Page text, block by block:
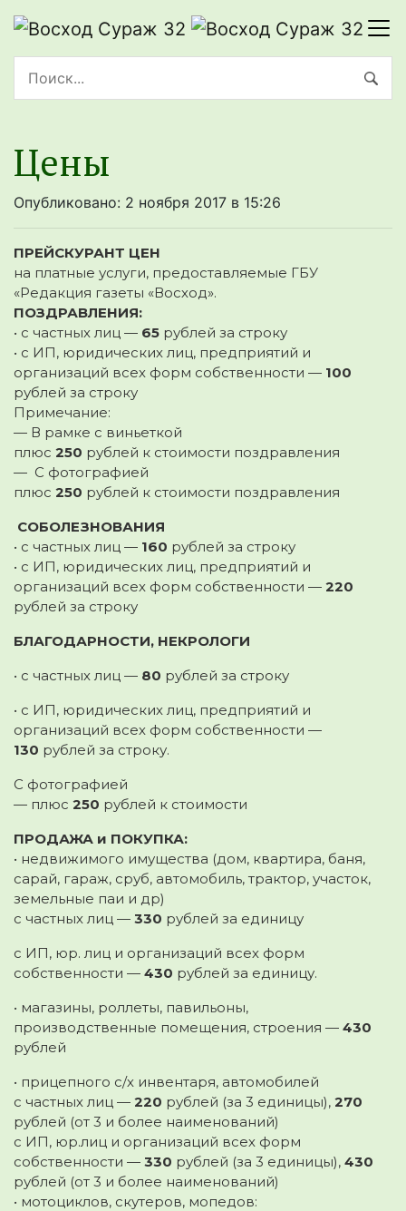
Цены
Опубликовано: 2 ноября 2017 в 15:26
ПРЕЙСКУРАНТ ЦЕН
на платные услуги, предоставляемые ГБУ
«Редакция газеты «Восход».
ПОЗДРАВЛЕНИЯ:
• с частных лиц — 65 рублей за строку
• с ИП, юридических лиц, предприятий и
организаций всех форм собственности — 100
рублей за строку
Примечание:
— В рамке с виньеткой
плюс 250 рублей к стоимости поздравления
— С фотографией
плюс 250 рублей к стоимости поздравления
СОБОЛЕЗНОВАНИЯ
• с частных лиц — 160 рублей за строку
• с ИП, юридических лиц, предприятий и
организаций всех форм собственности — 220
рублей за строку
БЛАГОДАРНОСТИ, НЕКРОЛОГИ
• с частных лиц — 80 рублей за строку
• с ИП, юридических лиц, предприятий и
организаций всех форм собственности —
130 рублей за строку.
С фотографией
— плюс 250 рублей к стоимости
ПРОДАЖА и ПОКУПКА:
• недвижимого имущества (дом, квартира, баня,
сарай, гараж, сруб, автомобиль, трактор, участок,
земельные паи и др)
с частных лиц — 330 рублей за единицу
с ИП, юр. лиц и организаций всех форм
собственности — 430 рублей за единицу.
• магазины, роллеты, павильоны,
производственные помещения, строения — 430
рублей
• прицепного с/х инвентаря, автомобилей
с частных лиц — 220 рублей (за 3 единицы), 270
рублей (от 3 и более наименований)
с ИП, юр.лиц и организаций всех форм
собственности — 330 рублей (за 3 единицы), 430
рублей (от 3 и более наименований)
• мотоциклов, скутеров, мопедов: